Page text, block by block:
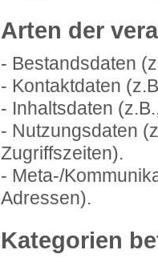
Arten der
- Bestandsdaten
- Kontaktdaten
- Inhaltsdaten
- Nutzungsdaten
Zugriffszeiten).
- Meta-/
Adressen).
Kategorien